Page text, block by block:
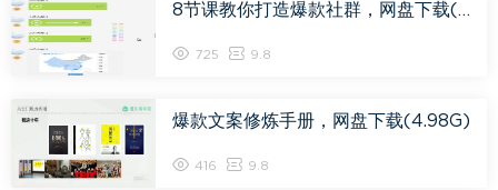
8节课教你打造爆款社群，网盘下载(345.12M)
725 9.8
爆款文案修炼手册，网盘下载(4.98G)
416 9.8